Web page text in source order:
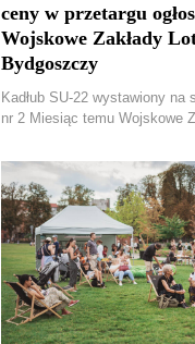
ceny w przetargu
Wojskowe Zakłady
Bydgoszczy
Kadłub SU-22 wystawiony
nr 2 Miesiąc temu Wojskowe